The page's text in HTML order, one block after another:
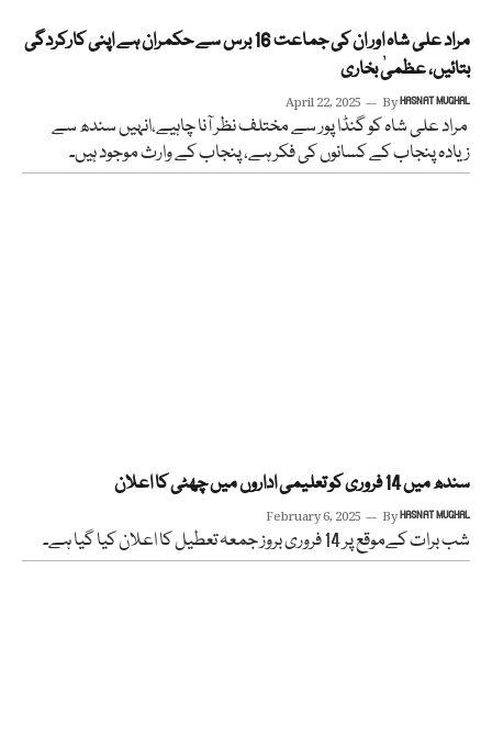
مراد علی شاہ اور ان کی جماعت 16 برس سے حکمران ہے اپنی کارکردگی
بتائیں، عظمیٰ بخاری
April 22, 2025 ByHASNAT MUGHAL
مراد علی شاہ کو گنڈا پور سے مختلف نظر آنا چاہیے،انہیں سندھ سے
زیادہ پنجاب کے کسانوں کی فکر ہے، پنجاب کے وارث موجود ہیں۔
سندھ میں 14 فروری کو تعلیمی اداروں میں چھٹی کا اعلان
February 6, 2025 ByHASNAT MUGHAL
شب برات کےموقع پر 14 فروری بروز جمعہ تعطیل کا اعلان کیا گیا ہے۔